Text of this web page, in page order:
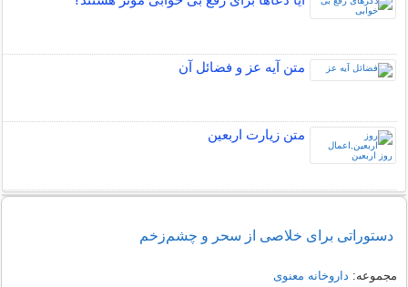
متن آیه عز و فضائل آن
متن زيارت اربعين
دستوراتی برای خلاصی از سحر و چشم‌زخم
مجموعه: داروخانه معنوی